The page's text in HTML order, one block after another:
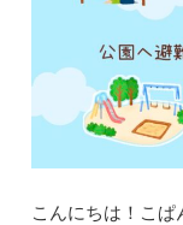
こんにちは！こぱ